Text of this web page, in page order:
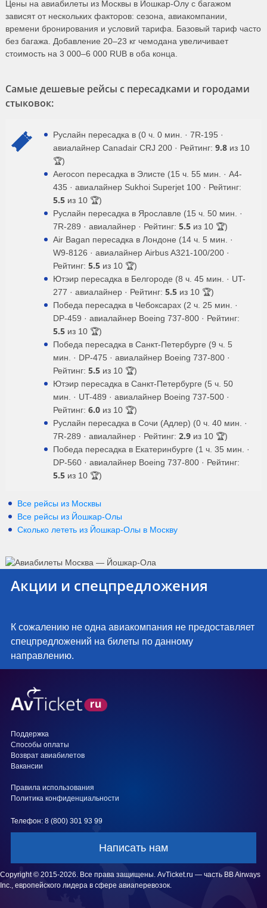
Цены на авиабилеты из Москвы в Йошкар-Олу с багажом
зависят от нескольких факторов: сезона, авиакомпании,
времени бронирования и условий тарифа. Базовый тариф часто
без багажа. Добавление 20–23 кг чемодана увеличивает
стоимость на 3 000–6 000 RUB в оба конца.
Самые дешевые рейсы с пересадками и городами
стыковок:
Руслайн пересадка в (0 ч. 0 мин. · 7R-195 ·
авиалайнер Canadair CRJ 200 · Рейтинг: 9.8 из 10
🏆)
Aerocon пересадка в Элисте (15 ч. 55 мин. · A4-
435 · авиалайнер Sukhoi Superjet 100 · Рейтинг:
5.5 из 10 🏆)
Руслайн пересадка в Ярославле (15 ч. 50 мин. ·
7R-289 · авиалайнер · Рейтинг: 5.5 из 10 🏆)
Air Bagan пересадка в Лондоне (14 ч. 5 мин. ·
W9-8126 · авиалайнер Airbus A321-100/200 ·
Рейтинг: 5.5 из 10 🏆)
Ютэир пересадка в Белгороде (8 ч. 45 мин. · UT-
277 · авиалайнер · Рейтинг: 5.5 из 10 🏆)
Победа пересадка в Чебоксарах (2 ч. 25 мин. ·
DP-459 · авиалайнер Boeing 737-800 · Рейтинг:
5.5 из 10 🏆)
Победа пересадка в Санкт-Петербурге (9 ч. 5
мин. · DP-475 · авиалайнер Boeing 737-800 ·
Рейтинг: 5.5 из 10 🏆)
Ютэир пересадка в Санкт-Петербурге (5 ч. 50
мин. · UT-489 · авиалайнер Boeing 737-500 ·
Рейтинг: 6.0 из 10 🏆)
Руслайн пересадка в Сочи (Адлер) (0 ч. 40 мин. ·
7R-289 · авиалайнер · Рейтинг: 2.9 из 10 🏆)
Победа пересадка в Екатеринбурге (1 ч. 35 мин. ·
DP-560 · авиалайнер Boeing 737-800 · Рейтинг:
5.5 из 10 🏆)
Все рейсы из Москвы
Все рейсы из Йошкар-Олы
Сколько лететь из Йошкар-Олы в Москву
Акции и спецпредложения
К сожалению не одна авиакомпания не предоставляет
спецпредложений на билеты по данному
направлению.
Поддержка
Способы оплаты
Возврат авиабилетов
Вакансии
Правила использования
Политика конфиденциальности
Телефон: 8 (800) 301 93 99
Написать нам
Copyright © 2015-2026. Все права защищены. AvTicket.ru — часть BB Airways
Inc., европейского лидера в сфере авиаперевозок.